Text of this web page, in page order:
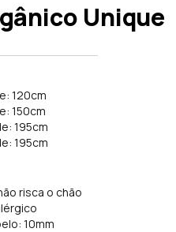
Unique
120cm
150cm
195cm
195cm
risca o chão
10mm